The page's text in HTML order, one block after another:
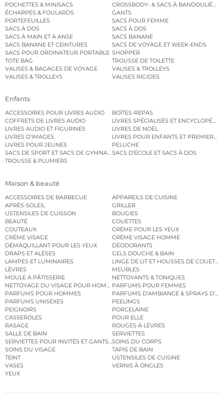
POCHETTES & MINISACS
CROSSBODY- & SACS À BANDOULIÈRE
ÉCHARPES & FOULARDS
GANTS
PORTEFEUILLES
SACS POUR FEMME
SACS À DOS
SACS À DOS
SACS À MAIN ET À ANSE
SACS BANANE
SACS BANANE ET CEINTURES
SACS DE VOYAGE ET WEEK-ENDS
SACS POUR ORDINATEUR PORTABLE SHOPPER
TOTE BAG
TROUSSE DE TOILETTE
VALISES & BAGAGES DE VOYAGE
VALISES & TROLLEYS
VALISES & TROLLEYS
VALISES RIGIDES
Enfants
ACCESSOIRES POUR LIVRES AUDIO
BOÎTES-REPAS
COFFRETS DE LIVRES AUDIO
LIVRES SPÉCIALISÉS ET
LIVRES AUDIO ET FIGURINES
LIVRES DE NOËL
LIVRES D’IMAGES
LIVRES POUR ENFANTS ET PREMIERS
LIVRES POUR JEUNES
PELUCHE
SACS DE SPORT ET SACS DE GYMNASTIQUESACS D’ÉCOLE ET SACS À DOS
TROUSSE & PLUMIERS
Maison & beauté
ACCESSOIRES DE BARBECUE
APPAREILS DE CUISINE
APRÈS-SOLEIL
GRILLER
USTENSILES DE CUISSON
BOUGIES
BEAUTÉ
COUETTES
COUTEAUX
CRÈME POUR LES YEUX
CRÈME VISAGE
CRÈME VISAGE HOMME
DÉMAQUILLANT POUR LES YEUX
DÉODORANTS
DRAPS ET ALÈSES
GELS DOUCHE & BAIN
LAMPES ET LUMINAIRES
LINGE DE LIT ET HOUSSES DE COUETTE
LÈVRES
MEUBLES
MOULE À PÂTISSERIE
NETTOYANTS & TONIQUES
NETTOYAGE DU VISAGE POUR HOMMESPARFUMS POUR FEMMES
PARFUMS POUR HOMMES
PARFUMS D’AMBIANCE & SPRAYS
PARFUMS UNISEXES
PEELINGS
PEIGNOIRS
PORCELAINE
CASSEROLES
POUR ELLE
RASAGE
ROUGES À LÈVRES
SALLE DE BAIN
SERVIETTES
SERVIETTES POUR INVITÉS ET GANTS DE TOILETTE
SOINS DU CORPS
SOINS DU VISAGE
TAPIS DE BAIN
TEINT
USTENSILES DE CUISINE
VASES
VERNIS À ONGLES
YEUX